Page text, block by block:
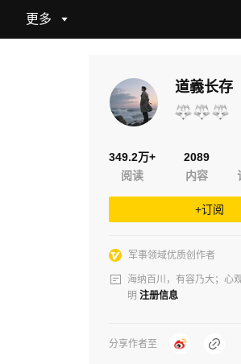
更多
道義长存
349.2万+
阅读
2089
内容
+订阅
军事领域优质创作者
海纳百川，有容乃大；心
明 注册信息
分享作者至